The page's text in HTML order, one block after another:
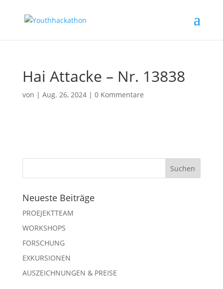
Hai Attacke – Nr. 13838
von | Aug. 26, 2024| 0 Kommentare
Neueste Beiträge
PROEJEKTTEAM
WORKSHOPS
FORSCHUNG
EXKURSIONEN
AUSZEICHNUNGEN & PREISE